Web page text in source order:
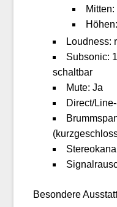
Loudness:
Subsonic:
schaltbar
Mute: Ja
Direct/
Besondere